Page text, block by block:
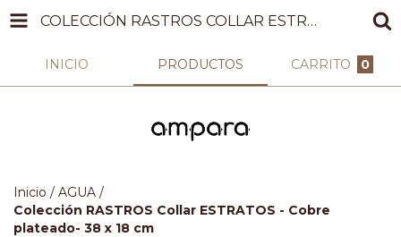
COLECCIÓN RASTROS COLLAR ESTRATOS - COBRE PLATEADO- 38 X 18 CM
INICIO PRODUCTOS CARRITO 0
Inicio / AGUA /
Colección RASTROS Collar ESTRATOS - Cobre
plateado- 38 x 18 cm